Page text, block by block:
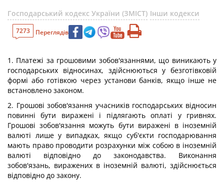
Господарський кодекс України (ЗМІСТ) Інши кодекси
7273 Переглядів
1. Платежі за грошовими зобов'язаннями, що виникають у
господарських відносинах, здійснюються у безготівковій
формі або готівкою через установи банків, якщо інше не
встановлено законом.
2. Грошові зобов'язання учасників господарських відносин
повинні бути виражені і підлягають оплаті у гривнях.
Грошові зобов'язання можуть бути виражені в іноземній
валюті лише у випадках, якщо суб'єкти господарювання
мають право проводити розрахунки між собою в іноземній
валюті відповідно до законодавства. Виконання
зобов'язань, виражених в іноземній валюті, здійснюється
відповідно до закону.